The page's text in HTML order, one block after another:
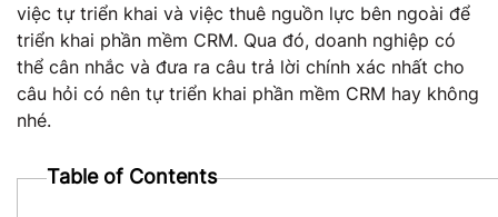
việc tự triển khai và việc thuê nguồn lực bên ngoài để
triển khai phần mềm CRM. Qua đó, doanh nghiệp có
thể cân nhắc và đưa ra câu trả lời chính xác nhất cho
câu hỏi có nên tự triển khai phần mềm CRM hay không
nhé.
Table of Contents